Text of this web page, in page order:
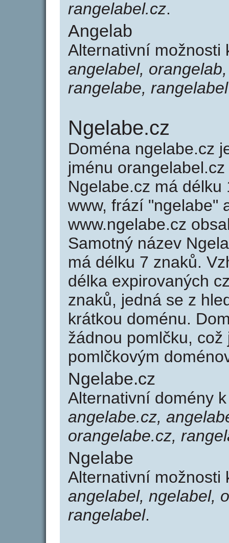
rangelabel.cz.
Angelab
Alternativní
angelabel,
rangelabe, rangelabel
Ngelabe.cz
Doména ngelabe.cz
jménu
Ngelabe.cz má
www, frází "ngelabe"
www.ngelabe.cz
Samotný název
má délku 7 znaků.
délka expirovaných
znaků, jedná se z
krátkou doménu.
žádnou pomlčku,
pomlčkovým
Ngelabe.cz
Alternativní domény
angelabe.cz,
orangelabe.cz,
Ngelabe
Alternativní
angelabel, ngelabel,
rangelabel.